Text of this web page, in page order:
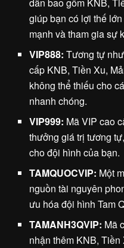
dẫn bao gồm KNB,
giúp bạn có lợi thế
mạnh và tham gia sự
VIP888: Tương tự
cấp KNB, Tiền Xu,
không thể thiếu cho
nhanh chóng.
VIP999: Mã VIP cao
thưởng giá trị tương
cho đội hình của bạn.
TAMQUOCVIP: Một
nguồn tài nguyên
ưu hóa đội hình Tam
TAMANH3QVIP: Mã
nhận thêm KNB,